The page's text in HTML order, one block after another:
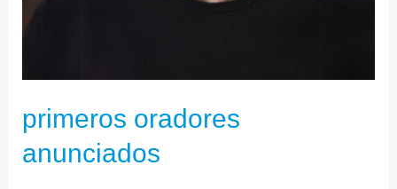
primeros oradores
anunciados